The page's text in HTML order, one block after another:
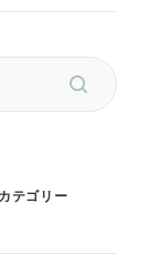
テゴリー